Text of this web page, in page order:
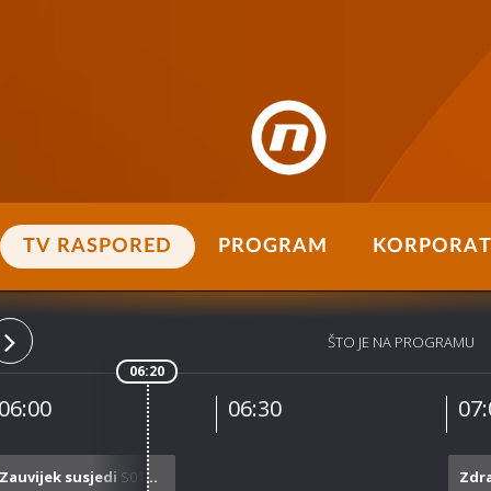
TV RASPORED PROGRAM
ŠTO JE NA PROGRAMU
06:20
06:00 06:30
Zauvijek susjedi S01E25/100